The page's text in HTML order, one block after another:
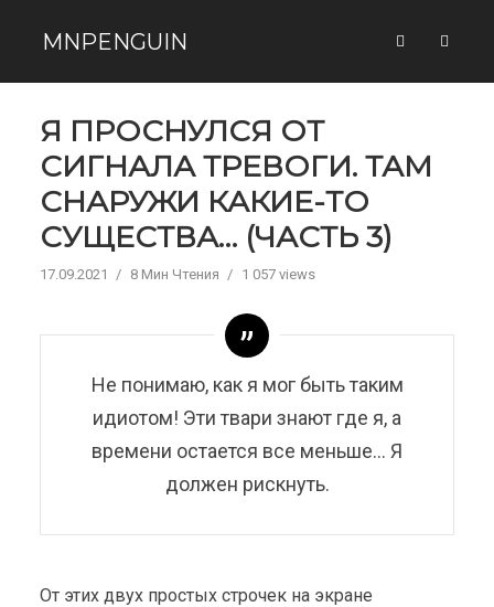
MNPENGUIN
Я ПРОСНУЛСЯ ОТ
СИГНАЛА ТРЕВОГИ. ТАМ
СНАРУЖИ КАКИЕ-ТО
СУЩЕСТВА… (ЧАСТЬ 3)
17.09.2021 8 Мин Чтения 1 057 views
Не понимаю, как я мог быть таким
идиотом! Эти твари знают где я, а
времени остается все меньше… Я
должен рискнуть.
От этих двух простых строчек на экране